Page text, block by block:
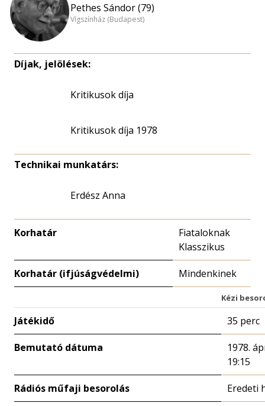
Pethes Sándor (79)
Vígszínház (Budapest)
Díjak, jelölések:
Kritikusok díja
Kritikusok díja 1978
Technikai munkatárs:
Erdész Anna
Korhatár
Fiataloknak
Klasszikus
Korhatár (ifjúságvédelmi) Mindenkinek
Kézi
Játékidő 35 perc
Bemutató dátuma
1978.
19:15
Rádiós műfaji besorolás Eredeti